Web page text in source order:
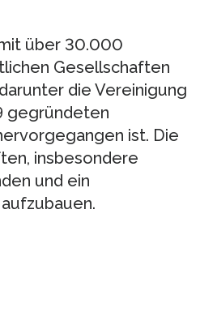
über 30.000
Gesellschaften
die Vereinigung
gegründeten
ist. Die
insbesondere
und ein